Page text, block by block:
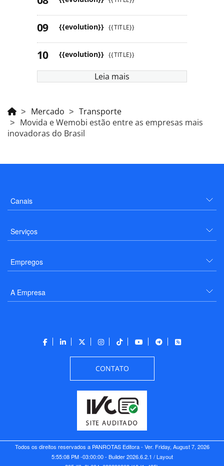
{{evolution}} {{TITLE}}
{{evolution}} {{TITLE}}
Leia mais
Mercado
Transporte
Movida e Wemobi estão entre as empresas mais
inovadoras do Brasil
Canais
Serviços
Empregos
A Empresa
CONTATO
Todos os direitos reservados a PANROTAS Editora - Ver. Friday, August 7, 2026
5:55:08 PM -03:00:00 - Builder 2026.6.2.1 / Layout